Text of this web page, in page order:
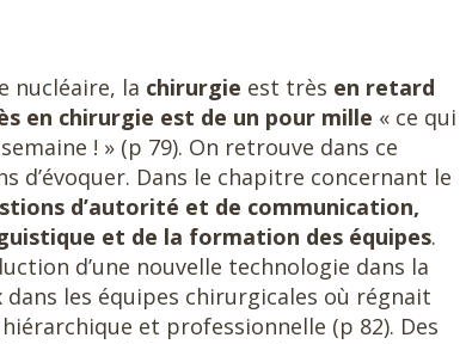
nucléaire, la chirurgie est très en retard
en chirurgie est de un pour mille « ce qui
! » (p 79). On retrouve dans ce
d’évoquer. Dans le chapitre concernant le
d’autorité et de communication,
et de la formation des équipes.
d’une nouvelle technologie dans la
les équipes chirurgicales où régnait
et professionnelle (p 82). Des